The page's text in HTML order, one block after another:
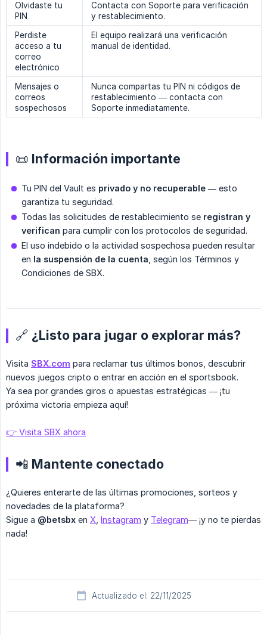
Olvidaste tu
PIN
Contacta con Soporte para verificación
y restablecimiento.
Perdiste
acceso a tu
correo
electrónico
El equipo realizará una verificación
manual de identidad.
Mensajes o
correos
sospechosos
Nunca compartas tu PIN ni códigos de
restablecimiento — contacta con
Soporte inmediatamente.
📜 Información importante
Tu PIN del Vault es privado y no recuperable — esto
garantiza tu seguridad.
Todas las solicitudes de restablecimiento se registran y
verifican para cumplir con los protocolos de seguridad.
El uso indebido o la actividad sospechosa pueden resultar
en la suspensión de la cuenta , según los Términos y
Condiciones de SBX.
🔗 ¿Listo para jugar o explorar más?
Visita SBX.com para reclamar tus últimos bonos, descubrir
nuevos juegos cripto o entrar en acción en el sportsbook.
Ya sea por grandes giros o apuestas estratégicas — ¡tu
próxima victoria empieza aquí!
👉 Visita SBX ahora
📲 Mantente conectado
¿Quieres enterarte de las últimas promociones, sorteos y
novedades de la plataforma?
Sigue a @betsbx en X Instagram y Telegram— ¡y no te pierdas
nada!
Actualizado el: 22/11/2025